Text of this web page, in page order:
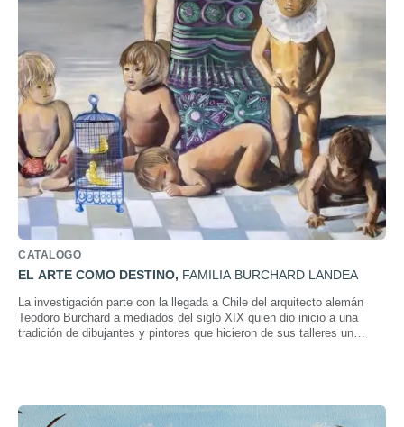
CATALOGO
EL ARTE COMO DESTINO, FAMILIA BURCHARD LANDEA
La investigación parte con la llegada a Chile del arquitecto alemán
Teodoro Burchard a mediados del siglo XIX quien dio inicio a una
tradición de dibujantes y pintores que hicieron de sus talleres un